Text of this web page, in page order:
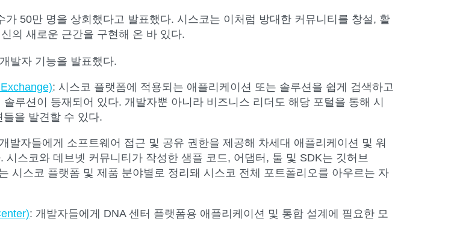
가 50만 명을 상회했다고 발표했다. 시스코는 이처럼 방대한 커뮤니티를 창설, 활
의 새로운 근간을 구현해 온 바 있다.
발자 기능을 발표했다.
: 시스코 플랫폼에 적용되는 애플리케이션 또는 솔루션을 쉽게 검색하고
루션이 등재되어 있다. 개발자뿐 아니라 비즈니스 리더도 해당 포털을 통해 시
을 발견할 수 있다.
발자들에게 소프트웨어 접근 및 공유 권한을 제공해 차세대 애플리케이션 및 워
스코와 데브넷 커뮤니티가 작성한 샘플 코드, 어댑터, 툴 및 SDK는 깃허브
시스코 플랫폼 및 제품 분야별로 정리돼 시스코 전체 포트폴리오를 아우르는 자
: 개발자들에게 DNA 센터 플랫폼용 애플리케이션 및 통합 설계에 필요한 모